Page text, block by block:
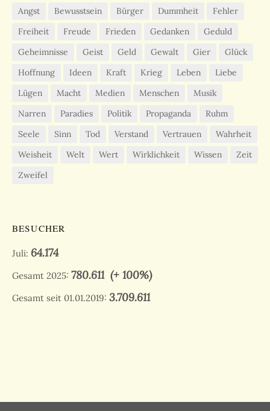
Angst Bewusstsein Bürger Dummheit
Fehler
Freiheit
Freude Frieden Gedanken
Geduld
Geheimnisse
Geist Geld Gewalt Gier
Glück
Hoffnung
Ideen Kraft Krieg Leben
Liebe
Lügen
Macht Medien Menschen
Musik
Narren
Paradies Politik Propaganda
Ruhm
Seele
Sinn Tod Verstand Vertrauen
Wahrheit
Weisheit
Welt Wert Wirklichkeit Wissen
Zeit
Zweifel
BESUCHER
Juli: 64.174
Gesamt 2025: 780.611(+ 100%)
Gesamt seit 01.01.2019: 3.709.611